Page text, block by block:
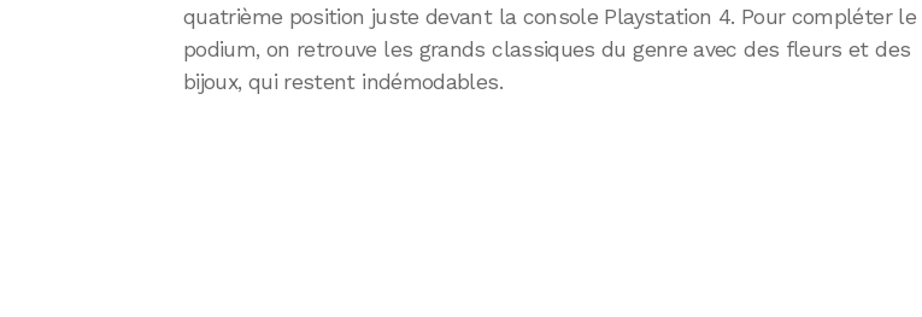
quatrième position juste devant la console Playstation 4. Pour compléter le
podium, on retrouve les grands classiques du genre avec des fleurs et des
bijoux, qui restent indémodables.